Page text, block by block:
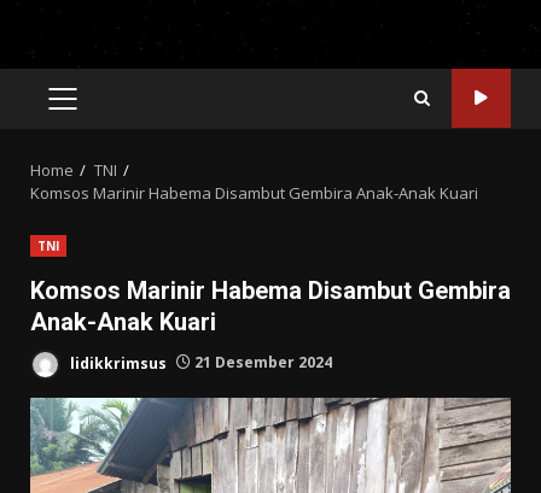
PRIMARY
Home
TNI
Komsos Marinir Habema Disambut Gembira Anak-Anak Kuari
TNI
Komsos Marinir Habema Disambut Gembira
Anak-Anak Kuari
lidikkrimsus 21 Desember 2024